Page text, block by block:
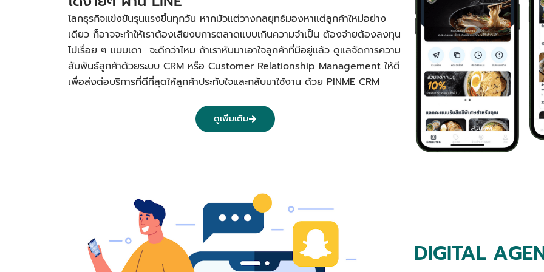
โลกธุรกิจแข่งขันรุนแรงขึ้นทุกวัน หากมัวแต่วางกลยุทธ์มองหาแต่ลูกค้าใหม่อย่าง
เดียว ก็อาจจะทำให้เราต้องเสียงบการตลาดแบบเกินความจำเป็น ต้องจ่ายต้องลงทุน
ไปเรื่อย ๆ แบบเดา จะดีกว่าไหม ถ้าเราหันมาเอาใจลูกค้าที่มีอยู่แล้ว ดูแลจัดการความ
สัมพันธ์ลูกค้าด้วยระบบ CRM หรือ Customer Relationship Management ให้ดี
เพื่อส่งต่อบริการที่ดีที่สุดให้ลูกค้าประทับใจและกลับมาใช้งาน ด้วย PINME CRM
ดูเพิ่มเติม
DIGITAL